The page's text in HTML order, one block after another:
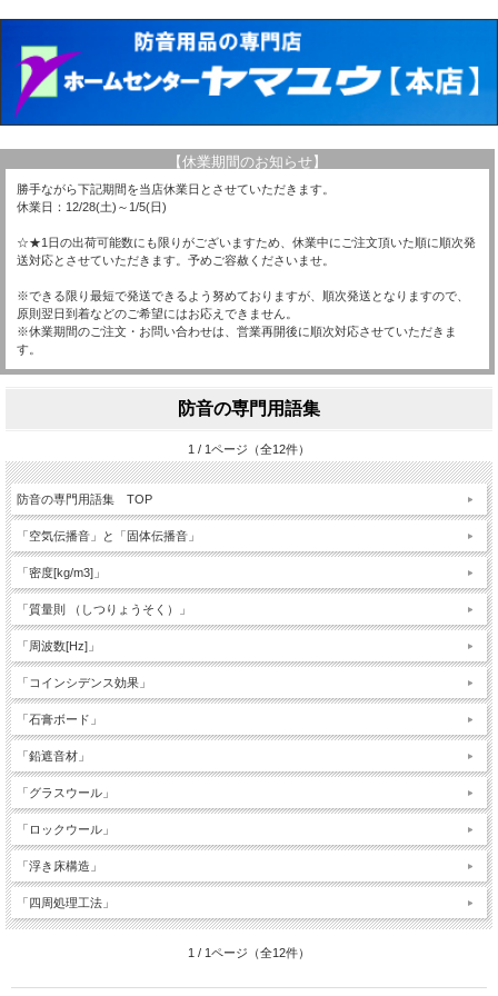
【休業期間のお知らせ】
勝手ながら下記期間を当店休業日とさせていただきます。
休業日：12/28(土)～1/5(日)
☆★1日の出荷可能数にも限りがございますため、休業中にご注文頂いた順に順次発
送対応とさせていただきます。予めご容赦くださいませ。
※できる限り最短で発送できるよう努めておりますが、順次発送となりますので、
原則翌日到着などのご希望にはお応えできません。
※休業期間のご注文・お問い合わせは、営業再開後に順次対応させていただきま
す。
防音の専門用語集
1 / 1ページ（全12件）
防音の専門用語集 TOP
「空気伝播音」と「固体伝播音」
「密度[kg/m3]」
「質量則 （しつりょうそく）」
「周波数[Hz]」
「コインシデンス効果」
「石膏ボード」
「鉛遮音材」
「グラスウール」
「ロックウール」
「浮き床構造」
「四周処理工法」
1 / 1ページ（全12件）